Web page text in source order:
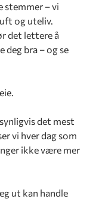
stemmer – vi
og uteliv.
det lettere å
deg bra – og se
det mest
vi hver dag som
ikke være mer
ut kan handle